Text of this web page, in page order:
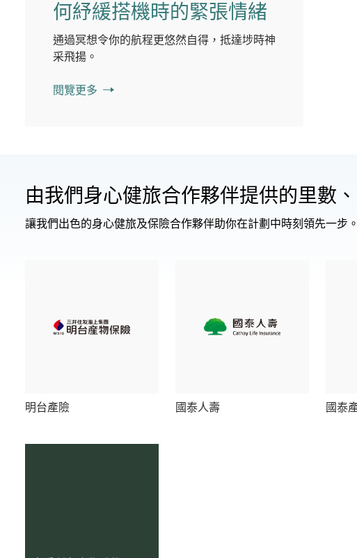
何紓緩搭機時的緊張情緒
通過冥想令你的航程更悠然自得，抵達埗時神
采飛揚。
閱覽更多
由我們身心健旅合作夥伴提供的里數
讓我們出色的身心健旅及保險合作夥伴助你在計劃中時刻領先一步。
明台產險 國泰人壽 國泰